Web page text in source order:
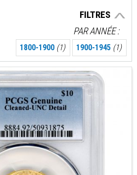
FILTRES
PAR ANNÉE
1800-1900 (1) 1900-1945 (1)